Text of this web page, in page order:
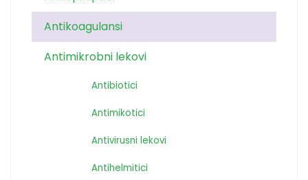
Antikoagulansi
Antimikrobni lekovi
Antibiotici
Antimikotici
Antivirusni lekovi
Antihelmitici